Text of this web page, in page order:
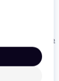
Eller 3